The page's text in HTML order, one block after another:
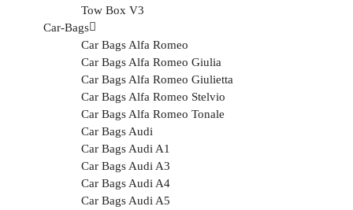
Tow Box V3
Car-Bags
Car Bags Alfa Romeo
Car Bags Alfa Romeo Giulia
Car Bags Alfa Romeo Giulietta
Car Bags Alfa Romeo Stelvio
Car Bags Alfa Romeo Tonale
Car Bags Audi
Car Bags Audi A1
Car Bags Audi A3
Car Bags Audi A4
Car Bags Audi A5